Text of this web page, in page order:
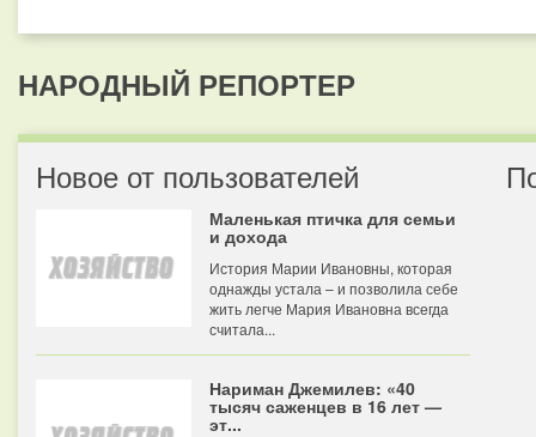
НАРОДНЫЙ РЕПОРТЕР
Новое от пользователей
Маленькая птичка для семьи
и дохода
История Марии Ивановны, которая
однажды устала – и позволила себе
жить легче Мария Ивановна всегда
считала...
Нариман Джемилев: «40
тысяч саженцев в 16 лет —
эт...